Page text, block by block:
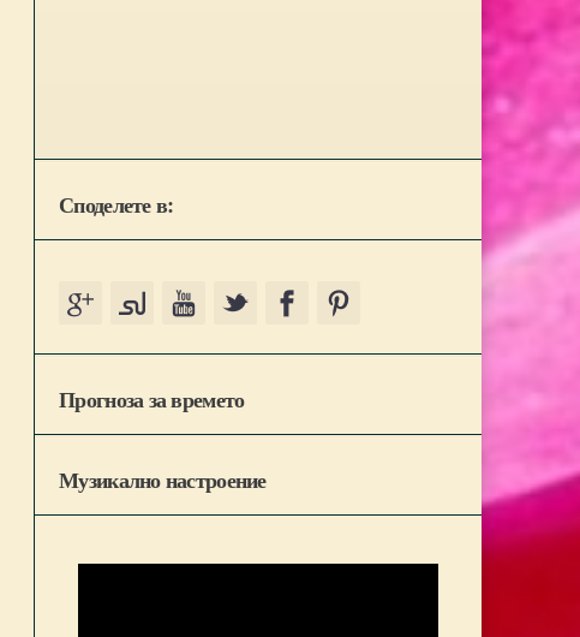
Споделете в:
Прогноза за времето
Музикално настроение